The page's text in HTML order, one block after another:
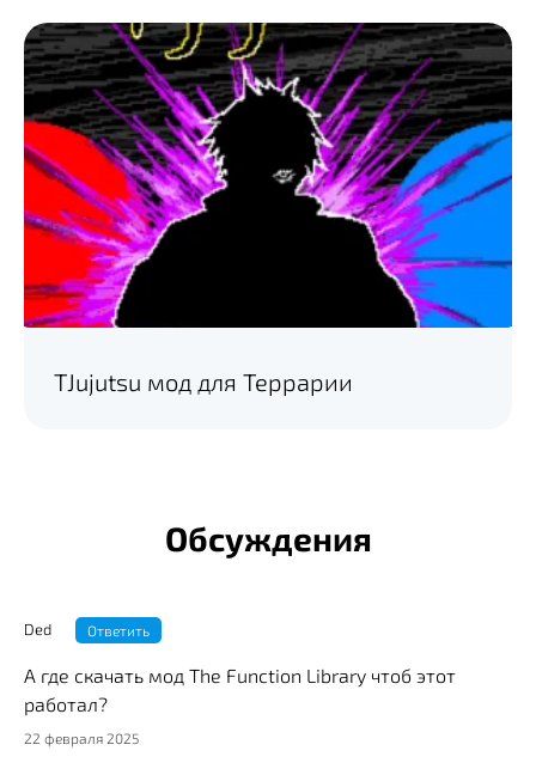
TJujutsu мод для Террарии
Обсуждения
Ded Ответить
А где скачать мод The Function Library чтоб этот
работал?
22 февраля 2025